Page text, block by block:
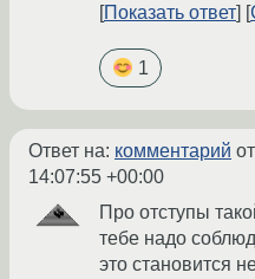
Показать ответ
1
Ответ на: комментарий
14:07:55 +00:00
Про отступы
тебе надо
это становится